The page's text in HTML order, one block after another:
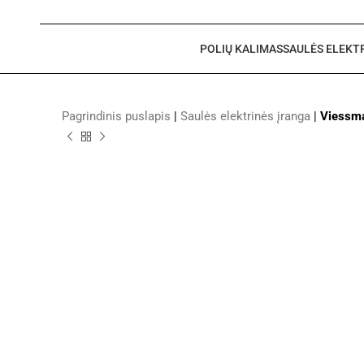
POLIŲ KALIMASSAULĖS
Pagrindinis puslapis | Saulės elektrinės įranga |